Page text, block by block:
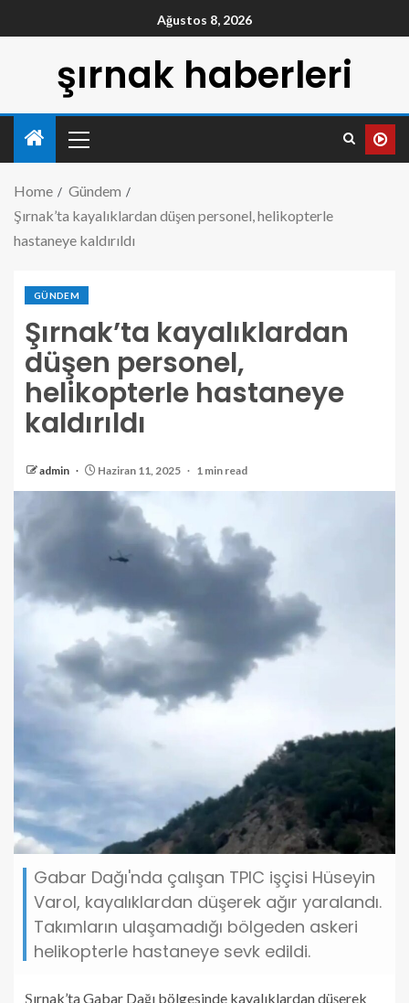
Ağustos 8, 2026
şırnak haberleri
Home
Gündem
Şırnak’ta kayalıklardan düşen personel, helikopterle
hastaneye kaldırıldı
GÜNDEM
Şırnak’ta kayalıklardan
düşen personel,
helikopterle hastaneye
kaldırıldı
admin Haziran 11, 2025 1 min read
Gabar Dağı'nda çalışan TPIC işçisi Hüseyin
Varol, kayalıklardan düşerek ağır yaralandı.
Takımların ulaşamadığı bölgeden askeri
helikopterle hastaneye sevk edildi.
Şırnak’ta Gabar Dağı bölgesinde kayalıklardan düşerek